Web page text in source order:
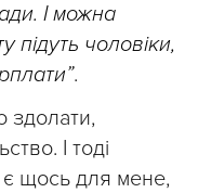
І можна
підуть чоловіки,
.
здолати,
І тоді
щось для мене,